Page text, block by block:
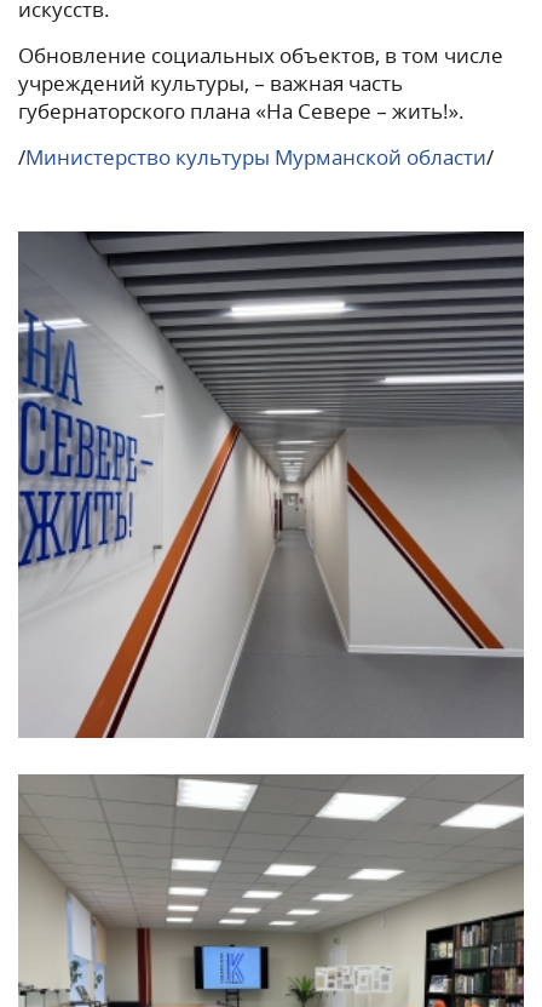
искусств.
Обновление социальных объектов, в том числе
учреждений культуры, – важная часть
губернаторского плана «На Севере – жить!».
/Министерство культуры Мурманской области/